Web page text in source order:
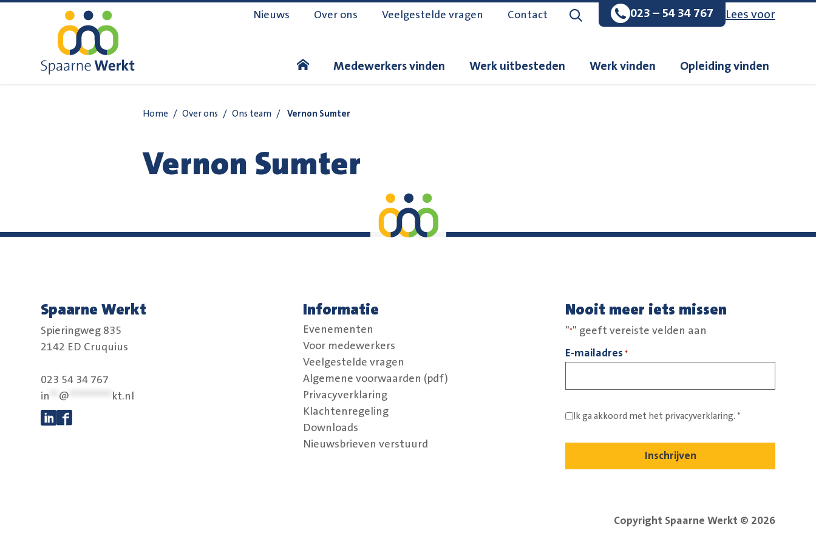
Navigatie overslaan Nieuws Over ons Veelgestelde vragen Contact Zoeken op de website
023 – 54 34 767 Lees voor
Medewerkers vinden Werk uitbesteden Werk vinden Opleiding vinden
Home / Over ons / Ons team / Vernon Sumter
Vernon Sumter
Spaarne Werkt
Spieringweg 835
2142 ED Cruquius
023 54 34 767
in
@ kt.nl
Informatie
Evenementen
Voor medewerkers
Veelgestelde vragen
Algemene voorwaarden (pdf)
Privacyverklaring
Klachtenregeling
Downloads
Nieuwsbrieven verstuurd
Nooit meer iets missen
"*" geeft vereiste velden aan
E-mailadres *
Ik ga akkoord met het privacyverklaring. *
Copyright Spaarne Werkt © 2026